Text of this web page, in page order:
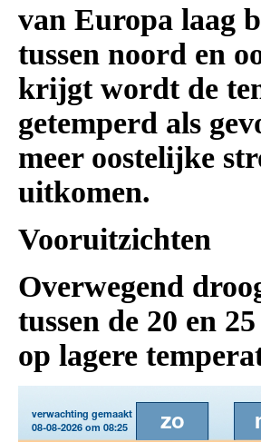
van Europa laag
tussen noord en
krijgt wordt de
getemperd als
meer oostelijke
uitkomen.
Vooruitzichten
Overwegend
tussen de 20 en
op lagere